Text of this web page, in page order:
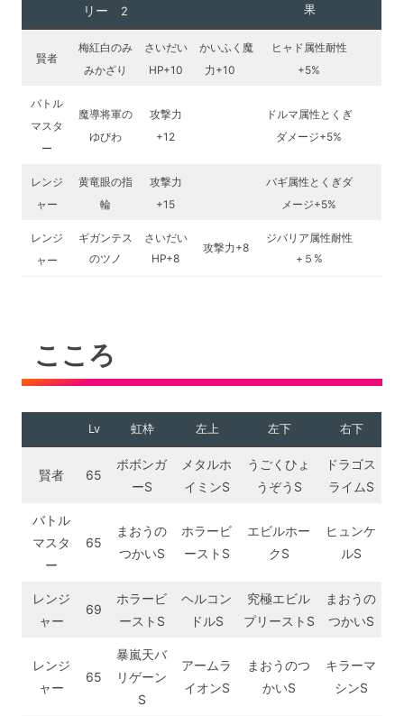
リー
2
果
賢者
梅紅白のみ
みかざり
さいだい
HP+10
かいふく魔
力+10
ヒャド属性耐性
+5%
バトル
マスタ
ー
魔導将軍の
ゆびわ
攻撃力
+12
ドルマ属性とくぎ
ダメージ+5%
レンジ
ャー
黄竜眼の指
輪
攻撃力
+15
バギ属性とくぎダ
メージ+5%
レンジ
ャー
ギガンテス
のツノ
さいだい
HP+8
攻撃力+8
ジバリア属性耐性
+５%
こころ
Lv 虹枠 左上 左下 右下
賢者 65
ボボンガ
ーS
メタルホ
イミンS
うごくひょ
うぞうS
ドラゴス
ライムS
バトル
マスタ
ー
65
まおうの
つかいS
ホラービ
ーストS
エビルホー
クS
ヒュンケ
ルS
レンジ
ャー
69
ホラービ
ーストS
ヘルコン
ドルS
究極エビル
プリーストS
まおうの
つかいS
レンジ
ャー
65
暴嵐天バ
リゲーン
S
アームラ
イオンS
まおうのつ
かいS
キラーマ
シンS